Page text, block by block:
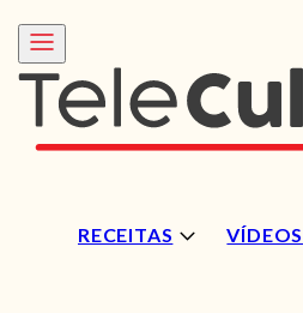
RECEITAS VÍDEOS